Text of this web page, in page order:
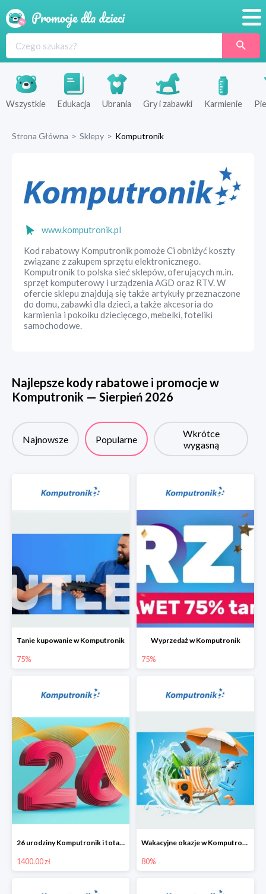
Produkty
Sklepy
Wszystkie Edukacja Ubrania Gry i zabawki Karmienie
Strona Główna > Sklepy > Komputronik
www.komputronik.pl
Kod rabatowy Komputronik pomoże Ci obniżyć koszty
związane z zakupem sprzętu elektronicznego.
Komputronik to polska sieć sklepów, oferujących m.in.
sprzęt komputerowy i urządzenia AGD oraz RTV. W
ofercie sklepu znajdują się także artykuły przeznaczone
do domu, zabawki dla dzieci, a także akcesoria do
karmienia i pokoiku dziecięcego, mebelki, foteliki
samochodowe.
Najlepsze kody rabatowe i promocje w
Komputronik — Sierpień 2026
Najnowsze Popularne
Wkrótce
wygasną
Tanie kupowanie w Komputronik
75%
Wyprzedaż w Komputronik
75%
26 urodziny Komputronik i totalna wyprzedaż!
1400.00 zł
Wakacyjne okazje w Komputronik do -80%
80%